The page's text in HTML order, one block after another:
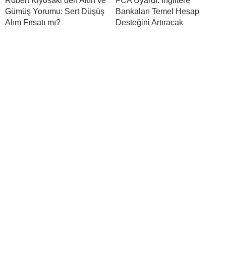
Gümüş Yorumu: Sert Düşüş
Alım Fırsatı mı?
Bankaları Temel Hesap
Desteğini Artıracak